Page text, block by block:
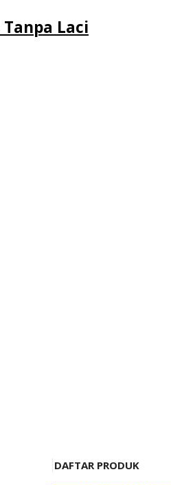
Laci
DAFTAR PRODUK